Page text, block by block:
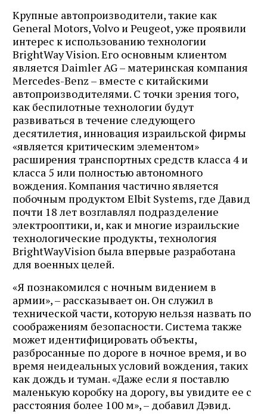
Крупные автопроизводители, такие как
General Motors, Volvo и Peugeot, уже проявили
интерес к использованию технологии
BrightWay Vision. Его основным клиентом
является Daimler AG – материнская компания
Mercedes-Benz – вместе с китайскими
автопроизводителями. С точки зрения того,
как беспилотные технологии будут
развиваться в течение следующего
десятилетия, инновация израильской фирмы
«является критическим элементом»
расширения транспортных средств класса 4 и
класса 5 или полностью автономного
вождения. Компания частично является
побочным продуктом Elbit Systems, где Давид
почти 18 лет возглавлял подразделение
электрооптики, и, как и многие израильские
технологические продукты, технология
BrightWayVision была впервые разработана
для военных целей.
«Я познакомился с ночным видением в
армии», – рассказывает он. Он служил в
технической части, которую нельзя назвать по
соображениям безопасности. Система также
может идентифицировать объекты,
разбросанные по дороге в ночное время, и во
время неидеальных условий вождения, таких
как дождь и туман. «Даже если я поставлю
маленькую коробку на дорогу, вы увидите ее с
расстояния более 100 м», – добавил Дэвид.